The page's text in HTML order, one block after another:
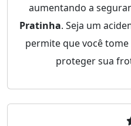
aumentando a
Pratinha. Seja um
permite que você
proteger sua